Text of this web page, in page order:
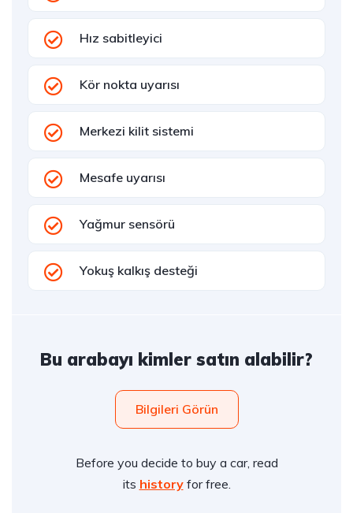
Hız sabitleyici
Kör nokta uyarısı
Merkezi kilit sistemi
Mesafe uyarısı
Yağmur sensörü
Yokuş kalkış desteği
Bu arabayı kimler satın alabilir?
Bilgileri Görün
Before you decide to buy a car, read
its historyfor free.